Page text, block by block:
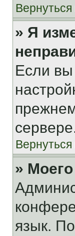
Вернуться
» Я
Если вы
Вернуться
»
язык.